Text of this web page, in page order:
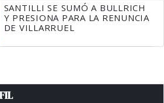
SANTILLI SE SUMÓ A BULLRICH
Y PRESIONA PARA LA RENUNCIA
DE VILLARRUEL